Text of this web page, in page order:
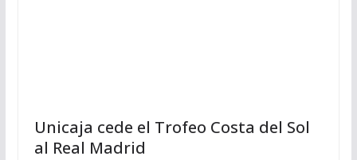
Unicaja cede el Trofeo Costa del Sol
al Real Madrid